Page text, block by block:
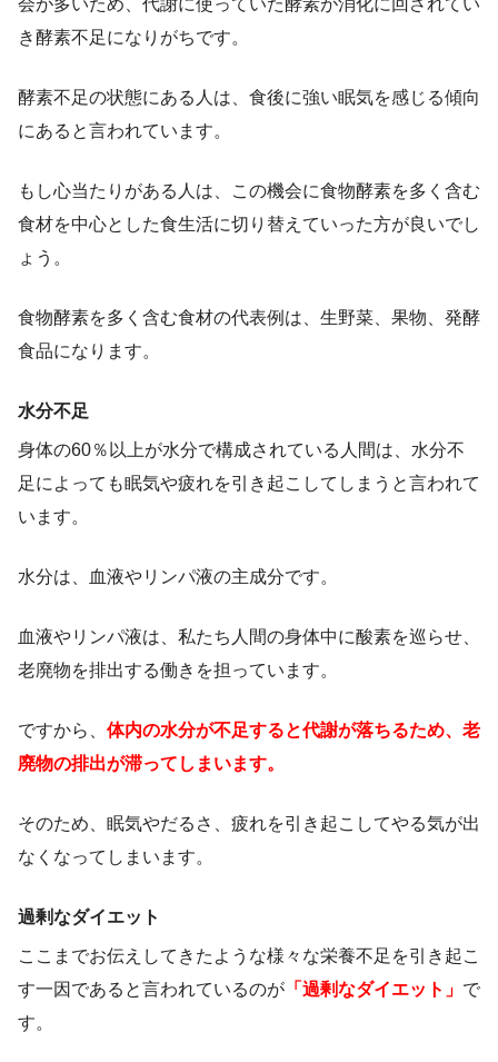
会が多いため、代謝に使っていた酵素が消化に回されてい
き酵素不足になりがちです。
酵素不足の状態にある人は、食後に強い眠気を感じる傾向
にあると言われています。
もし心当たりがある人は、この機会に食物酵素を多く含む
食材を中心とした食生活に切り替えていった方が良いでし
ょう。
食物酵素を多く含む食材の代表例は、生野菜、果物、発酵
食品になります。
水分不足
身体の60％以上が水分で構成されている人間は、水分不
足によっても眠気や疲れを引き起こしてしまうと言われて
います。
水分は、血液やリンパ液の主成分です。
血液やリンパ液は、私たち人間の身体中に酸素を巡らせ、
老廃物を排出する働きを担っています。
ですから、 体内の水分が不足すると代謝が落ちるため、老
廃物の排出が滞ってしまいます。
そのため、眠気やだるさ、疲れを引き起こしてやる気が出
なくなってしまいます。
過剰なダイエット
ここまでお伝えしてきたような様々な栄養不足を引き起こ
す一因であると言われているのが 「過剰なダイエット」 で
す。